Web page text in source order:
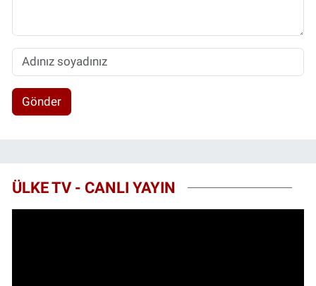
Gönder
ÜLKE TV - CANLI YAYIN